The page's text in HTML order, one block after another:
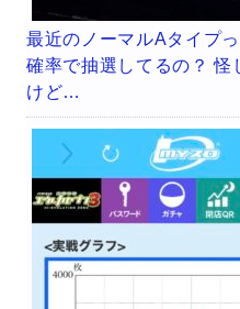
最近のノーマルAタイプ
確率で抽選してるの？ 怪
けど…